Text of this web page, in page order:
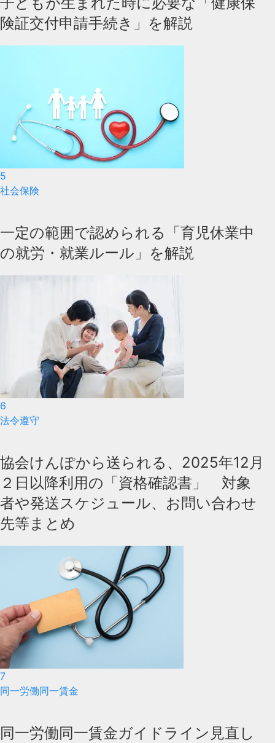
険証交付申請手続き」を解説
5
社会保険
一定の範囲で認められる「育児休業中
の就労・就業ルール」を解説
6
法令遵守
協会けんぽから送られる、2025年12月
２日以降利用の「資格確認書」 対象
者や発送スケジュール、お問い合わせ
先等まとめ
7
同一労働同一賃金
同一労働同一賃金ガイドライン見直し